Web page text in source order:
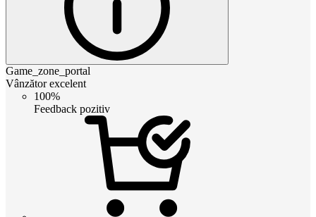
Game_zone_portal
Vânzător excelent
100%
Feedback pozitiv